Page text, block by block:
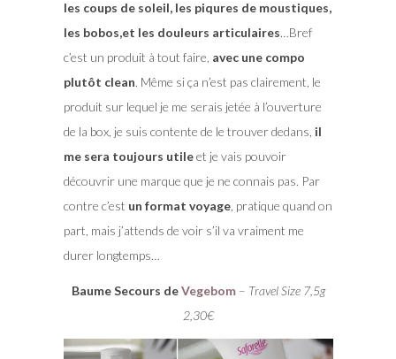
les coups de soleil, les piqures de moustiques,
les bobos,et les douleurs articulaires…Bref
c’est un produit à tout faire, avec une compo
plutôt clean. Même si ça n’est pas clairement, le
produit sur lequel je me serais jetée à l’ouverture
de la box, je suis contente de le trouver dedans, il
me sera toujours utileet je vais pouvoir
découvrir une marque que je ne connais pas. Par
contre c’est un format voyage, pratique quand on
part, mais j’attends de voir s’il va vraiment me
durer longtemps…
Baume Secours deVegebom – Travel Size 7,5g
2,30€